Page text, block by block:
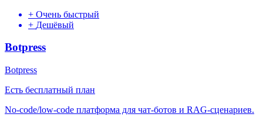
+ Очень быстрый
+ Дешёвый
Botpress
Botpress
Есть бесплатный план
No-code/low-code платформа для чат-ботов и RAG-сценариев.